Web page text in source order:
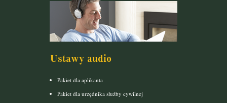
Ustawy audio
Pakiet dla aplikanta
Pakiet dla urzędnika służby cywilnej